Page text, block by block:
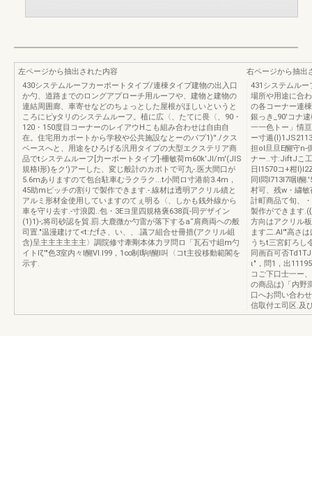
左ページから抽出された内容
430システムルーフカーポートタイプ/連棟タイプ建物の出入口
か勺、道路までのロングアプローチ用ルーフや、建物と建物の
連結周囲廊、車寄せなどのちょっとした屋根がほしいというと
ころにピyタリのシステムルーフ。植に広〈、たてに畏〈、90・
120・150度目コーナーのレイアウHこも組み合わせは自由自
在。住宅用カポートから学校や公共施設なとーのパプ1)''./クス
ベースへと、用途をひろげる汎用タイプの大型エクステリア商
品でtシステムルーフ[力ーポートタイプ]-柵敏荷m60k'Jl/m'(JIS
規格l形)をク')アーした、変じ般計のカポトで可九-.医大間口が
5.6mありますのて包台駐車むラクラク...t小間ロ寸港前3.4m，
45助mピッチの割りで製作できます.-.線材は透明アクリル績と
アルミ形材金使用していますのてぇ明る〈、しかも銭外線から
車を守り去す.-寸浪図..包・3Eヨ里四規格褒638頁-同デザイン
(1)1)-;将司砂認を貿.罰.大鹿微か勺雷が落下するa‘‘肩商両ヘの般
司置."温漫建けて<t:だfさ、い、、.議フ組合せ冊措(アクリル岨
含)呈主主主主主主〉調院修寸牽剛本体力ヲ問ロ「瓦石寸岨m勺
イトlζ'"色3室内々l醐VI.I99，1∞制l駒!醐l叫〈コt主役移動範閣を
示す.
右ページから抽出
431システムルー
場所や用途に合
の各コーナー連
銀っき_90'コナ
一一色トー」情
ー寸遁
担ol旦旦E醐守n-
ナー..寸:JiftJこ
日I1570コ+柑
同l悶I713I7咽l醐
村可、残w・繍
計町商品て旬、
製作ができます
方向はアクリル
ます二.Al'"高さ
うちt三宮釘ろし
同画百可否
ι"，問1，出
コご下口士一ー
の商品は)「内野
口へお問い合わ
信取付エ司区.及